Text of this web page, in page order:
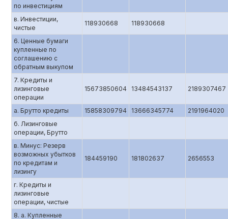
по инвестициям
в. Инвестиции,
чистые
118930668 118930668
6. Ценные бумаги
купленные по
соглашению c
обратным выкупом
7. Кредиты и
лизинговые
операции
15673850604 13484543137 2189307467
а. Брутто кредиты 15858309794 13666345774
2191964020
б. Лизинговые
операции, Брутто
в. Минус: Резерв
возможных убытков
по кредитам и
лизингу
184459190 181802637 2656553
г. Кредиты и
лизинговые
операции, чистые
8. а. Купленные